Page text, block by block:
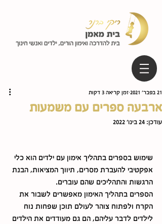
ארבעה ספרים עם משמעות
21 בפבר׳ 2021 זמן קריאה 3 דקות
עודכן: 24 בינו׳ 2022
שימוש בספרים בתהליך אימון עם ילדים הוא כלי
אפקטיבי להעברת מסרים, תיווך המציאות, הבנת
הרגשות והתהליכים שהם עוברים.
הספרים בתהליך האימון מאפשרים לשבור את
הקרח ולפתוח צוהר לעולם תוכן שפחות נוח
לילדים לדבר עליהם, הם גם מעודדים את הילדים